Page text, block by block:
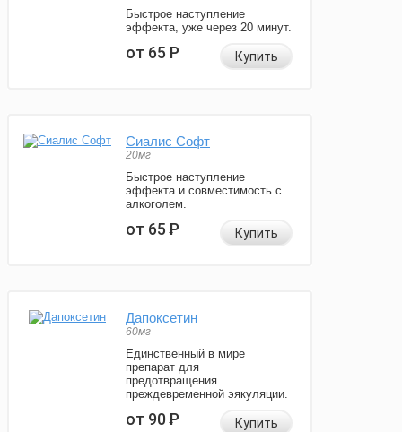
Быстрое наступление
эффекта, уже через 20 минут.
от 65Р Купить
Сиалис Софт
20мг
Быстрое наступление
эффекта и совместимость с
алкоголем.
от 65Р Купить
Дапоксетин
60мг
Единственный в мире
препарат для
предотвращения
преждевременной эякуляции.
от 90Р Купить